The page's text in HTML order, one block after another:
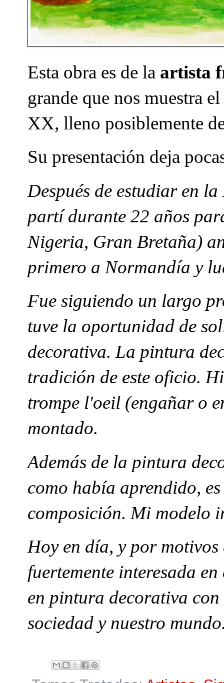
Esta obra es de la artista
grande que nos muestra
XX, lleno posiblemente
Su presentación deja
Después de estudiar en
partí durante 22 años
Nigeria, Gran Bretaña)
primero a Normandía y
Fue siguiendo un largo
tuve la oportunidad de
decorativa. La pintura
tradición de este oficio.
trompe l'oeil (engañar o
montado.
Además de la pintura
como había aprendido,
composición. Mi modelo
Hoy en día, y por
fuertemente interesada
en pintura decorativa
sociedad y nuestro